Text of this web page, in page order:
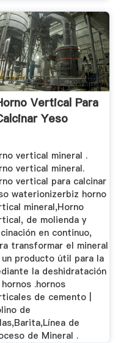
Vertical Para
Yeso
vertical mineral .
vertical mineral.
vertical para calcinar
waterionizerbiz horno
mineral,Horno
de molienda y
en continuo,
transformar el mineral
un producto útil para la
la deshidratación
hornos .hornos
de cemento |
de
de
de Mineral .